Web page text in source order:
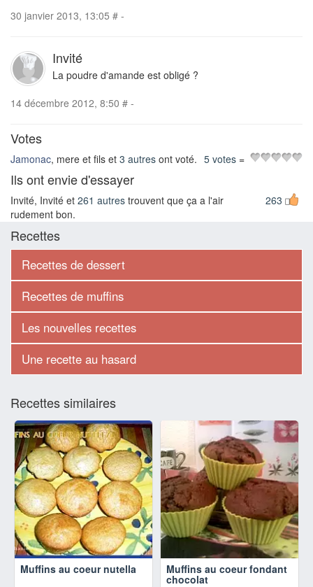
30 janvier 2013, 13:05 # -
Invité
La poudre d'amande est obligé ?
14 décembre 2012, 8:50 # -
Votes
Jamonac, mere et fils et 3 autres ont voté. =
5 votes
Ils ont envie d'essayer
263
Invité, Invité et 261 autres trouvent que ça a l'air
rudement bon.
Recettes
Recettes de dessert
Recettes de muffins
Les nouvelles recettes
Une recette au hasard
Recettes similaires
Muffins au coeur nutella Muffins au coeur fondant
chocolat